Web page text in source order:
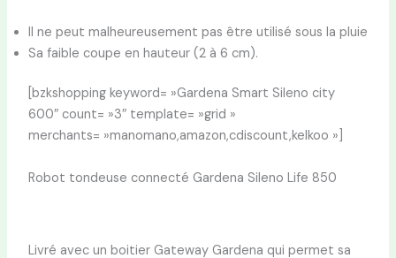
Il ne peut malheureusement pas être utilisé sous la pluie
Sa faible coupe en hauteur (2 à 6 cm).
[bzkshopping keyword= »Gardena Smart Sileno city
600″ count= »3″ template= »grid »
merchants= »manomano,amazon,cdiscount,kelkoo »]
Robot tondeuse connecté Gardena Sileno Life 850
Livré avec un boitier Gateway Gardena qui permet sa